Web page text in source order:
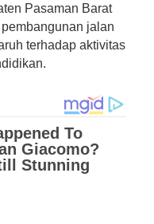
Pasaman Barat
jalan
terhadap aktivitas